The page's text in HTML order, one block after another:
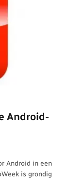
Android-
Android in een
is grondig